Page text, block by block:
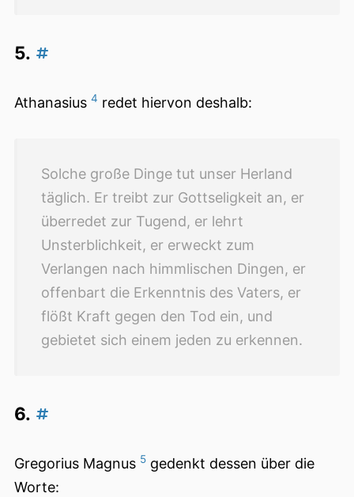
5.
Athanasius 4 redet hiervon deshalb:
Solche große Dinge tut unser Herland
täglich. Er treibt zur Gottseligkeit an, er
überredet zur Tugend, er lehrt
Unsterblichkeit, er erweckt zum
Verlangen nach himmlischen Dingen, er
offenbart die Erkenntnis des Vaters, er
flößt Kraft gegen den Tod ein, und
gebietet sich einem jeden zu erkennen.
6.
Gregorius Magnus 5 gedenkt dessen über die
Worte: